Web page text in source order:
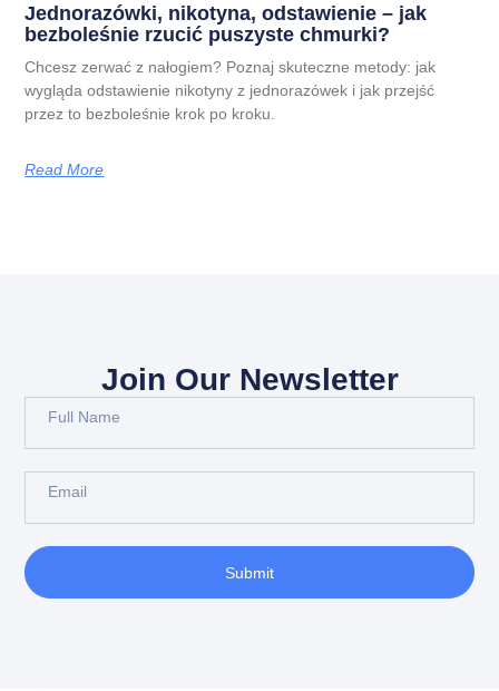
Jednorazówki, nikotyna, odstawienie – jak
bezboleśnie rzucić puszyste chmurki?
Chcesz zerwać z nałogiem? Poznaj skuteczne metody: jak
wygląda odstawienie nikotyny z jednorazówek i jak przejść
przez to bezboleśnie krok po kroku.
Read More
Join Our Newsletter
Submit